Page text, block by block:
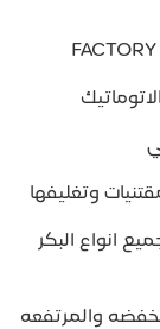
وتغليفها
انواع البكر
والمرتفعه